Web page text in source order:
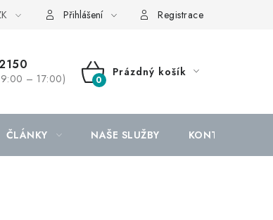
Přihlášení Registrace
– 17:00)
NÁKUPNÍ
Prázdný košík
ČLÁNKY NAŠE SLUŽBY KONTAKTY